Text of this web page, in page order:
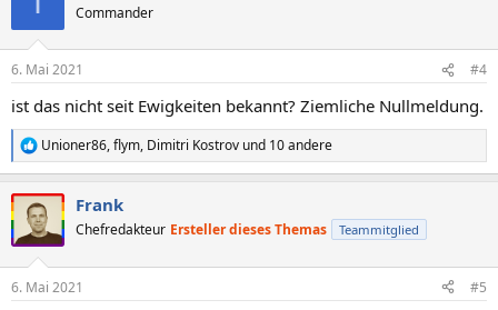
e
:
Commander
6. Mai 2021 #4
ist das nicht seit Ewigkeiten bekannt? Ziemliche Nullmeldung.
R
e
i
e
Unioner86,flym, Dimitri Kostrov und 10 andere
Frank
Chefredakteur Ersteller dieses Themas Teammitglied
6. Mai 2021 #5